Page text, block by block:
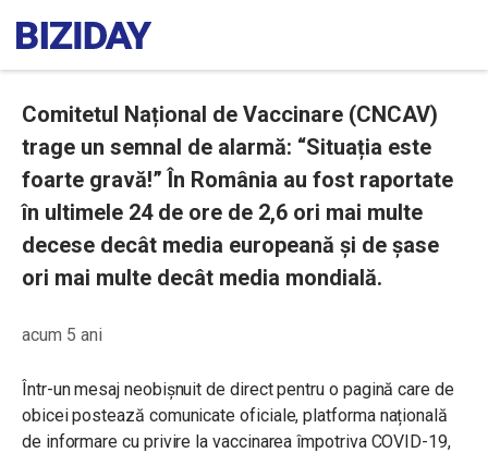
Comitetul Național de Vaccinare (CNCAV)
trage un semnal de alarmă: “Situația este
foarte gravă!” În România au fost raportate
în ultimele 24 de ore de 2,6 ori mai multe
decese decât media europeană și de șase
ori mai multe decât media mondială.
acum 5 ani
Într-un mesaj neobișnuit de direct pentru o pagină care de
obicei postează comunicate oficiale, platforma națională
de informare cu privire la vaccinarea împotriva COVID-19,